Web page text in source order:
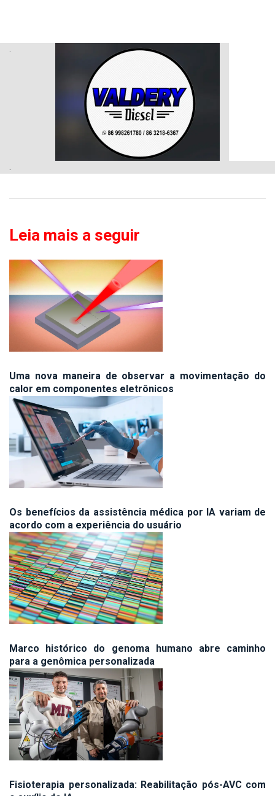
.
Leia mais a seguir
Uma nova maneira de observar a movimentação do
calor em componentes eletrônicos
Os benefícios da assistência médica por IA variam de
acordo com a experiência do usuário
Marco histórico do genoma humano abre caminho
para a genômica personalizada
Fisioterapia personalizada: Reabilitação pós-AVC com